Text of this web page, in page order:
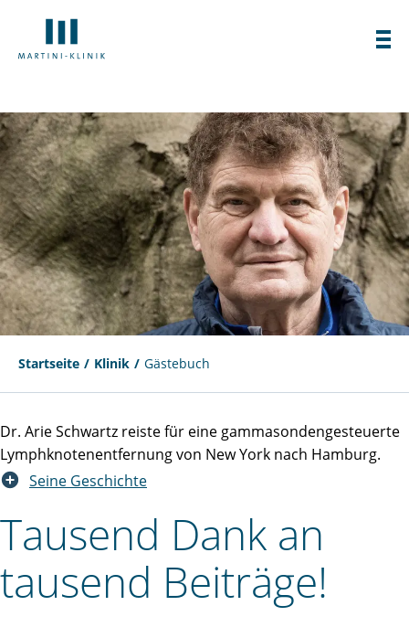
Startseite Klinik Gästebuch
Dr. Arie Schwartz reiste für eine gammasondengesteuerte
Lymphknotenentfernung von New York nach Hamburg.
Seine Geschichte
Tausend Dank an
tausend Beiträge!